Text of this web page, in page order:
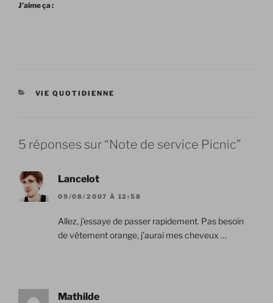
J’aime ça :
CATÉGORIES
VIE QUOTIDIENNE
5 réponses sur “Note de service Picnic”
Lancelot
09/08/2007 À 12:58
Allez, j’essaye de passer rapidement. Pas besoin
de vêtement orange, j’aurai mes cheveux …
Mathilde